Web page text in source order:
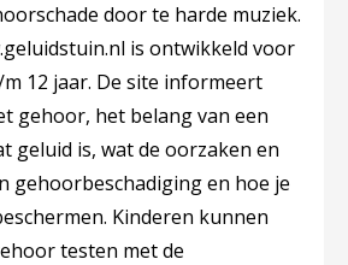
door te harde muziek.
is ontwikkeld voor
12 jaar. De site informeert
gehoor, het belang van een
geluid is, wat de oorzaken en
gehoorbeschadiging en hoe je
Kinderen kunnen
testen met de